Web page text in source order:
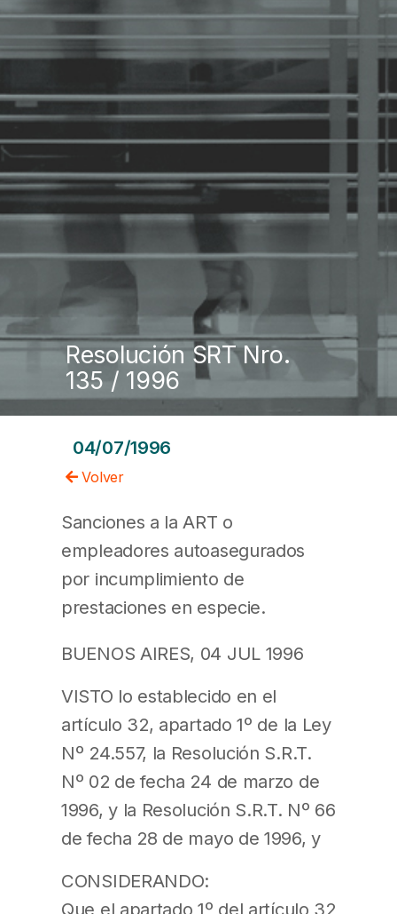
Resolución SRT Nro.
135 / 1996
04/07/1996
Volver
Sanciones a la ART o
empleadores autoasegurados
por incumplimiento de
prestaciones en especie.
BUENOS AIRES, 04 JUL 1996
VISTO lo establecido en el
artículo 32, apartado 1º de la Ley
Nº 24.557, la Resolución S.R.T.
Nº 02 de fecha 24 de marzo de
1996, y la Resolución S.R.T. Nº 66
de fecha 28 de mayo de 1996, y
CONSIDERANDO:
Que el apartado 1º del artículo 32